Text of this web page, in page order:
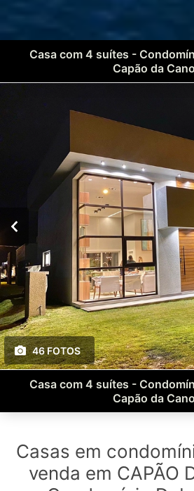
Casa com 4 suítes -
Capão da
46 FOTOS
Casa com 4 suítes -
Capão da
Casas em
venda em CAPÃO